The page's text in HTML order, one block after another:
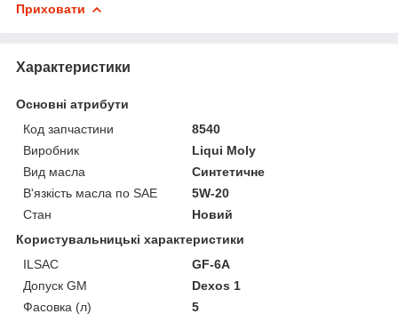
Приховати
Характеристики
Основні атрибути
Код запчастини
8540
Виробник
Liqui Moly
Вид масла
Синтетичне
В'язкість масла по SAE
5W-20
Стан
Новий
Користувальницькі характеристики
ILSAC
GF-6A
Допуск GM
Dexos 1
Фасовка (л)
5